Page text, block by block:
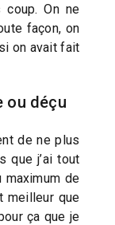
On ne
façon, on
on avait fait
ou déçu
de ne plus
que j’ai tout
maximum de
meilleur que
ça que je